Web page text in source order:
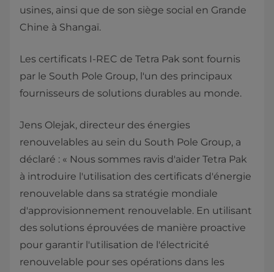
usines, ainsi que de son siège social en Grande
Chine à Shangaï.
Les certificats I-REC de Tetra Pak sont fournis
par le South Pole Group, l'un des principaux
fournisseurs de solutions durables au monde.
Jens Olejak, directeur des énergies
renouvelables au sein du South Pole Group, a
déclaré : « Nous sommes ravis d'aider Tetra Pak
à introduire l'utilisation des certificats d'énergie
renouvelable dans sa stratégie mondiale
d'approvisionnement renouvelable. En utilisant
des solutions éprouvées de manière proactive
pour garantir l'utilisation de l'électricité
renouvelable pour ses opérations dans les